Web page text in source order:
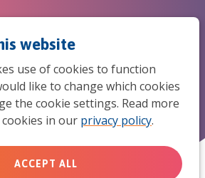
website
use of cookies to function
like to change which cookies
the cookie settings. Read more
in our privacy policy.
ACCEPT ALL
je een club?
December 6, 2011